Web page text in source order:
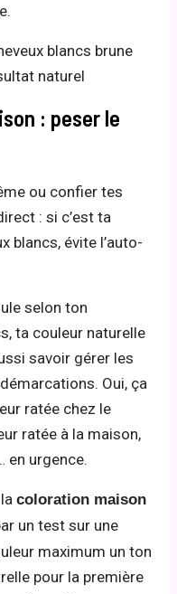
: peser le
ou confier tes
: si c’est ta
blancs, évite l’auto-
selon ton
ta couleur naturelle
savoir gérer les
Oui, ça
ratée chez le
ratée à la maison,
en urgence.
lacoloration maison
un test sur une
maximum un ton
pour la première